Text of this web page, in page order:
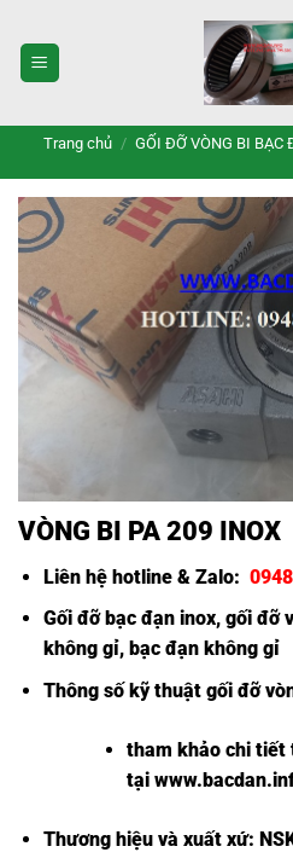
qua
nội
Trang chủ / GỐI ĐỠ VÒNG BI BẠC
VÒNG BI PA 209 INOX
Liên hệ hotline & Zalo:
Gối đỡ bạc đạn inox, gối đỡ
không gỉ, bạc đạn không gỉ
Thông số kỹ thuật gối đỡ
tham khảo chi tiết
tại
Thương hiệu và xuất xứ: